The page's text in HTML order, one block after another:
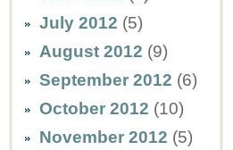
July 2012 (5)
August 2012 (9)
September 2012 (6)
October 2012 (10)
November 2012 (5)